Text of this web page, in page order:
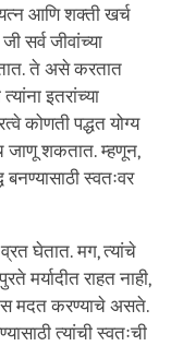
आणि शक्ती खर्च
सर्व जीवांच्या
ते असे करतात
इतरांच्या
कोणती पद्धत योग्य
जाणू शकतात. म्हणून,
स्वतःवर
व्रत घेतात. मग, त्यांचे
मर्यादीत राहत नाही,
मदत करण्याचे असते.
त्यांची स्वतःची